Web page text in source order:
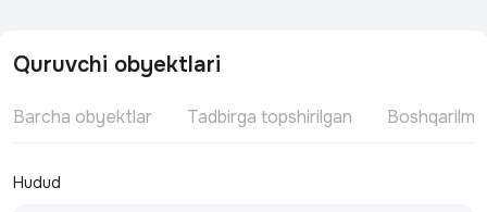
Quruvchi obyektlari
Barcha obyektlar Tadbirga topshirilgan
Hudud